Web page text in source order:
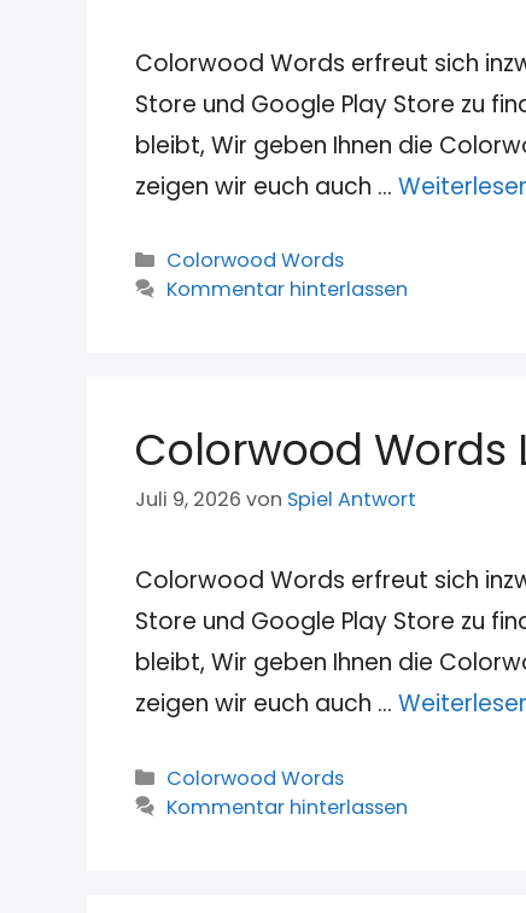
Colorwood Words erfreut sich
Store und Google Play Store zu
bleibt, Wir geben Ihnen die
zeigen wir euch auch …
Kategorien
Colorwood Words
Kommentar hinterlassen
Colorwood Words
Juli 9, 2026 von Spiel Antwort
Colorwood Words erfreut sich
Store und Google Play Store zu
bleibt, Wir geben Ihnen die
zeigen wir euch auch …
Kategorien
Colorwood Words
Kommentar hinterlassen